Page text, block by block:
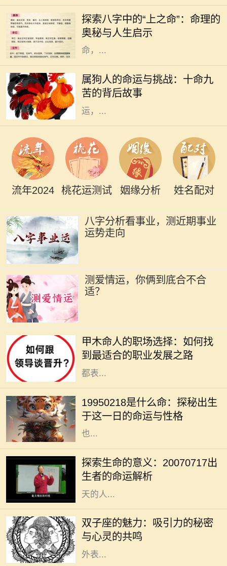
探索八字中的“上之命”：命理的
奥秘与人生启示
时刻可以用八字来描述，而八字又可
以分为多种命格，其中“上之命”便是
一种颇具神秘色彩的命格。上之
命，...
属狗人的命运与挑战：十命九
苦的背后故事
在中国传统文化中，属狗的人常常被
描绘为忠诚正直、勇敢无畏的形象。
然而，许多人并不知道的是，属狗的
命人常常面临着“十命九苦”的命
运，...
流年2024 桃花运测试 姻缘分析 姓名配对
八字分析看事业，测近期事业
运势走向
测爱情运，你俩到底合不合
适？
甲木命人的职场选择：如何找
到最适合的职业发展之路
一，象征着生机、成长和发展。甲木
命的人如同春天的树木，充满了生命
力和创造力。他们在人际关系中通常
都表...
19950218是什么命：探秘出生
于这一日的命运与性格
在中国传统文化中，八字命理被视为
解读一个人命运的重要工具。1995年
2月18日出生的人，正好是在农历正
月初十，这一天在五行八字中的影响
也...
探索生命的意义：20070717出
生者的命运解析
在我们的人生旅程中，每个生命的诞
生都注定有其独特的意义与使命。
20070717这个特殊的日期，隐含着
丰富的数字哲学，昭示着出生在这一
天的人...
双子座的魅力：吸引力的秘密
与心灵的共鸣
双子座是个富有魅力的星座，生于5
月21日至6月20日之间的双子们，凭
借其机智与灵活的个性，成为社交场
合的明星。他们的吸引力不单来源于
外表...
在众多的出生日期中，1994年7月20